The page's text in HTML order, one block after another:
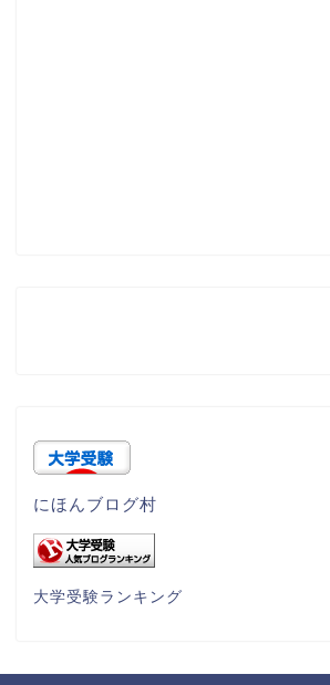
にほんブログ村
大学受験ランキング